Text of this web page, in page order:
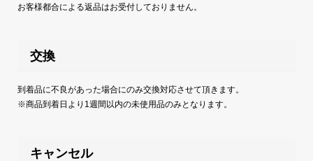
お客様都合による返品はお受付しておりません。
交換
到着品に不良があった場合にのみ交換対応させて頂きます。
※商品到着日より1週間以内の未使用品のみとなります。
キャンセル